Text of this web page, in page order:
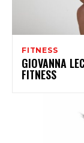
FITNESS
GIOVANNA
FITNESS